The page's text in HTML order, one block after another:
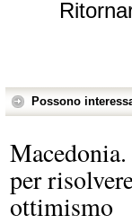
Possono
per
ottimismo